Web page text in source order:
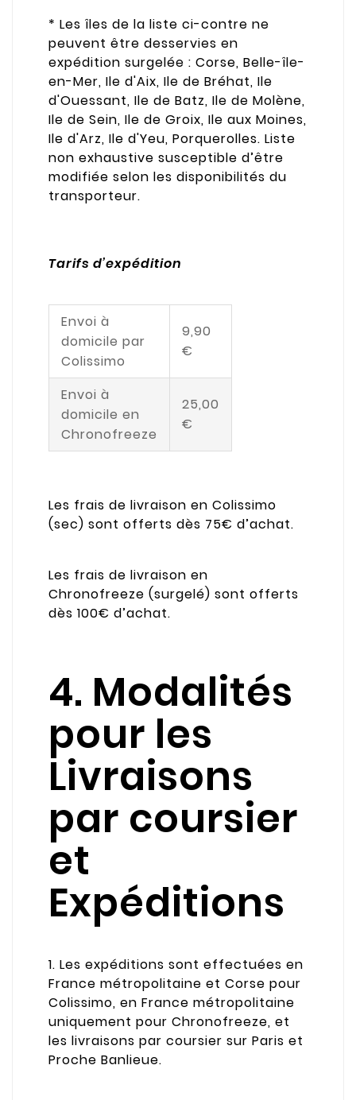
* Les îles de la liste ci-contre ne
peuvent être desservies en
expédition surgelée : Corse, Belle-île-
en-Mer, Ile d'Aix, Ile de Bréhat, Ile
d'Ouessant, Ile de Batz, Ile de Molène,
Ile de Sein, Ile de Groix, Ile aux Moines,
Ile d'Arz, Ile d'Yeu, Porquerolles. Liste
non exhaustive susceptible d’être
modifiée selon les disponibilités du
transporteur.
Tarifs d’expédition
Envoi à
domicile par
Colissimo
9,90
€
Envoi à
domicile en
Chronofreeze
25,00
€
Les frais de livraison en Colissimo
(sec) sont offerts dès 75€ d’achat.
Les frais de livraison en
Chronofreeze (surgelé) sont offerts
dès 100€ d’achat.
4. Modalités
pour les
Livraisons
par coursier
et
Expéditions
1. Les expéditions sont effectuées en
France métropolitaine et Corse pour
Colissimo, en France métropolitaine
uniquement pour Chronofreeze, et
les livraisons par coursier sur Paris et
Proche Banlieue.